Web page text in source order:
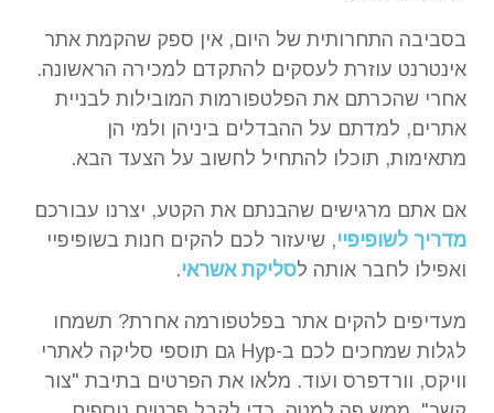
בסביבה התחרותית של היום, אין ספק שהקמת אתר
אינטרנט עוזרת לעסקים להתקדם למכירה הראשונה.
אחרי שהכרתם את הפלטפורמות המובילות לבניית
אתרים, למדתם על ההבדלים ביניהן ולמי הן
מתאימות, תוכלו להתחיל לחשוב על הצעד הבא.
אם אתם מרגישים שהבנתם את הקטע, יצרנו עבורכם
מדריך לשופיפיי, שיעזור לכם להקים חנות בשופיפיי
ואפילו לחבר אותה לסליקת אשראי.
מעדיפים להקים אתר בפלטפורמה אחרת? תשמחו
לגלות שמחכים לכם ב-Hyp גם תוספי סליקה לאתרי
וויקס, וורדפרס ועוד. מלאו את הפרטים בתיבת "צור